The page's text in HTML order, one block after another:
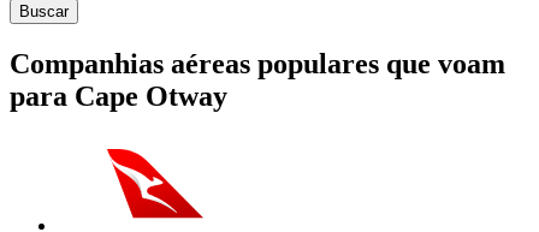
Buscar
Companhias aéreas populares que voam
para Cape Otway